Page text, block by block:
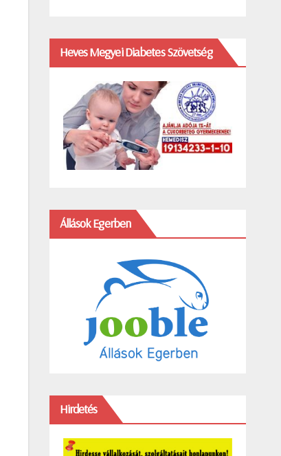
Heves Megyei Diabetes Szövetség
Állások Egerben
Hirdetés